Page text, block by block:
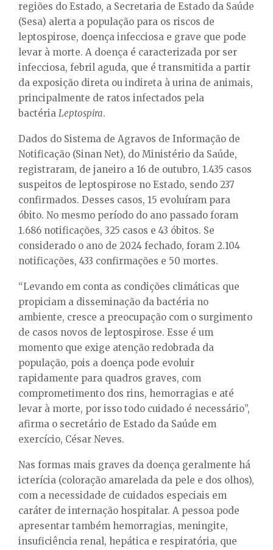
regiões do Estado, a Secretaria de Estado da Saúde
(Sesa) alerta a população para os riscos de
leptospirose, doença infecciosa e grave que pode
levar à morte. A doença é caracterizada por ser
infecciosa, febril aguda, que é transmitida a partir
da exposição direta ou indireta à urina de animais,
principalmente de ratos infectados pela
bactéria Leptospira.
Dados do Sistema de Agravos de Informação de
Notificação (Sinan Net), do Ministério da Saúde,
registraram, de janeiro a 16 de outubro, 1.435 casos
suspeitos de leptospirose no Estado, sendo 237
confirmados. Desses casos, 15 evoluíram para
óbito. No mesmo período do ano passado foram
1.686 notificações, 325 casos e 43 óbitos. Se
considerado o ano de 2024 fechado, foram 2.104
notificações, 433 confirmações e 50 mortes.
“Levando em conta as condições climáticas que
propiciam a disseminação da bactéria no
ambiente, cresce a preocupação com o surgimento
de casos novos de leptospirose. Esse é um
momento que exige atenção redobrada da
população, pois a doença pode evoluir
rapidamente para quadros graves, com
comprometimento dos rins, hemorragias e até
levar à morte, por isso todo cuidado é necessário”,
afirma o secretário de Estado da Saúde em
exercício, César Neves.
Nas formas mais graves da doença geralmente há
icterícia (coloração amarelada da pele e dos olhos),
com a necessidade de cuidados especiais em
caráter de internação hospitalar. A pessoa pode
apresentar também hemorragias, meningite,
insuficiência renal, hepática e respiratória, que